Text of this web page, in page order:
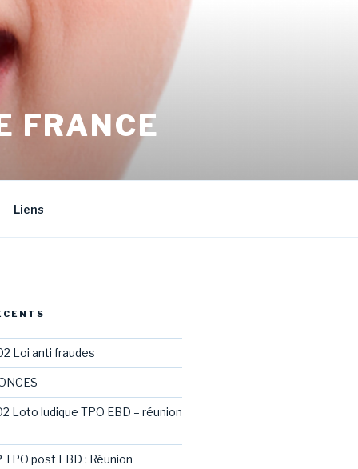
FRANCE
Liens
Loi anti fraudes
Loto ludique TPO EBD – réunion
post EBD : Réunion